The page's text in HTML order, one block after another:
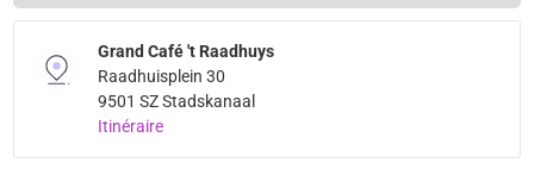
Grand Café 't Raadhuys
Raadhuisplein 30
9501 SZ Stadskanaal
Itinéraire